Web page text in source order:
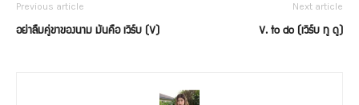
Previous article
อย่าลืมคู่ขาของนาม มันคือ เวิร์บ (V)
Next article
V. to do (เวิร์บ ทู ดู)